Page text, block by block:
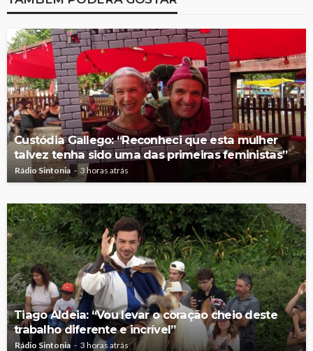
Custódia Gallego: “Reconheci que esta mulher
talvez tenha sido uma das primeiras feministas”
Rádio Sintonia 3 horas atrás
Tiago Aldeia: “Vou levar o coração cheio deste
trabalho diferente e incrível”
Rádio Sintonia 3 horas atrás